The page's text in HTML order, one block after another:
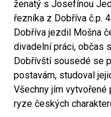
ženatý s Josefínou
řezníka z Dobříva č.p.
Dobříva jezdil Mošna
divadelní práci, občas
Dobřívští sousedé se
postavám, studoval
Všechny jím
ryze českých